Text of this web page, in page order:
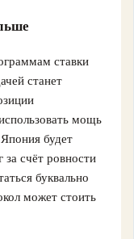
ставки
станет
мощь
будет
за счёт ровности
буквально
может стоить